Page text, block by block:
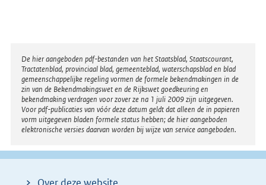
Disclaimer
De hier aangeboden pdf-bestanden van het Staatsblad, Staatscourant,
Tractatenblad, provinciaal blad, gemeenteblad, waterschapsblad en blad
gemeenschappelijke regeling vormen de formele bekendmakingen in de
zin van de Bekendmakingswet en de Rijkswet goedkeuring en
bekendmaking verdragen voor zover ze na 1 juli 2009 zijn uitgegeven.
Voor pdf-publicaties van vóór deze datum geldt dat alleen de in papieren
vorm uitgegeven bladen formele status hebben; de hier aangeboden
elektronische versies daarvan worden bij wijze van service aangeboden.